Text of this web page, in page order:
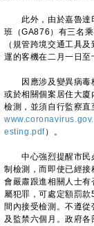
此外，由於嘉魯達
班（GA876）有三名
（規管跨境交通工具
運的客機在二月一日至
因應涉及變異病毒
或於相關個案居住大廈
檢測，並須自行監察
esting.pdf）。
中心強烈提醒市民
制檢測，而即使已經
會嚴肅跟進相關人士
屬犯罪，可處定額罰
間內接受檢測。不遵
及監禁六個月。政府